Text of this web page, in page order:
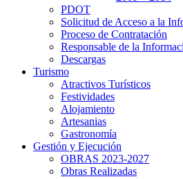
PDOT
Solicitud de Acceso a la
Proceso de Contratación
Responsable de la
Descargas
Turismo
Atractivos Turísticos
Festividades
Alojamiento
Artesanias
Gastronomía
Gestión y Ejecución
OBRAS 2023-2027
Obras Realizadas